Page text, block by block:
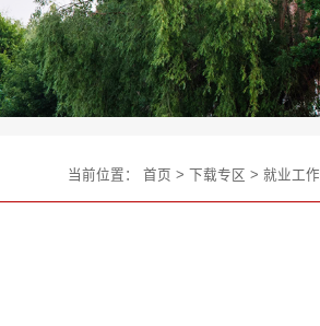
当前位置：首页 >下载专区 >就业工作